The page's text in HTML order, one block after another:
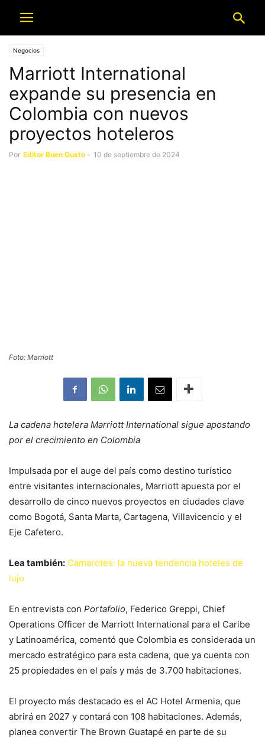
Negocios
Marriott International
expande su presencia en
Colombia con nuevos
proyectos hoteleros
Por Editor Buen Gusto - 10 de septiembre de 2024
Foto: Marriott
La cadena hotelera Marriott International sigue apostando
por el crecimiento en Colombia
Impulsada por el auge del país como destino turístico
entre visitantes internacionales, Marriott apuesta por el
desarrollo de cinco nuevos proyectos en ciudades clave
como Bogotá, Santa Marta, Cartagena, Villavicencio y el
Eje Cafetero.
Lea también: Camarotes: la nueva tendencia hoteles de
lujo
En entrevista con Portafolio, Federico Greppi, Chief
Operations Officer de Marriott International para el Caribe
y Latinoamérica, comentó que Colombia es considerada un
mercado estratégico para esta cadena, que ya cuenta con
25 propiedades en el país y más de 3.700 habitaciones.
El proyecto más destacado es el AC Hotel Armenia, que
abrirá en 2027 y contará con 108 habitaciones. Además,
planea convertir The Brown Guatapé en parte de su